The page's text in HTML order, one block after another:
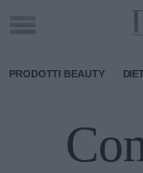
PRODOTTI BEAUTY